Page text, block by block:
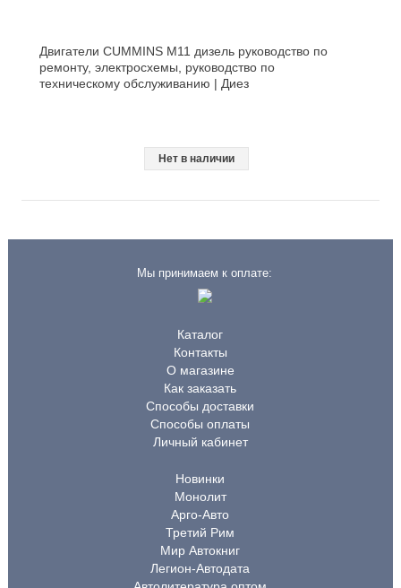
Двигатели CUMMINS M11 дизель руководство по
ремонту, электросхемы, руководство по
техническому обслуживанию | Диез
Нет в наличии
Мы принимаем к оплате:
Каталог
Контакты
О магазине
Как заказать
Способы доставки
Способы оплаты
Личный кабинет
Новинки
Монолит
Арго-Авто
Третий Рим
Мир Автокниг
Легион-Автодата